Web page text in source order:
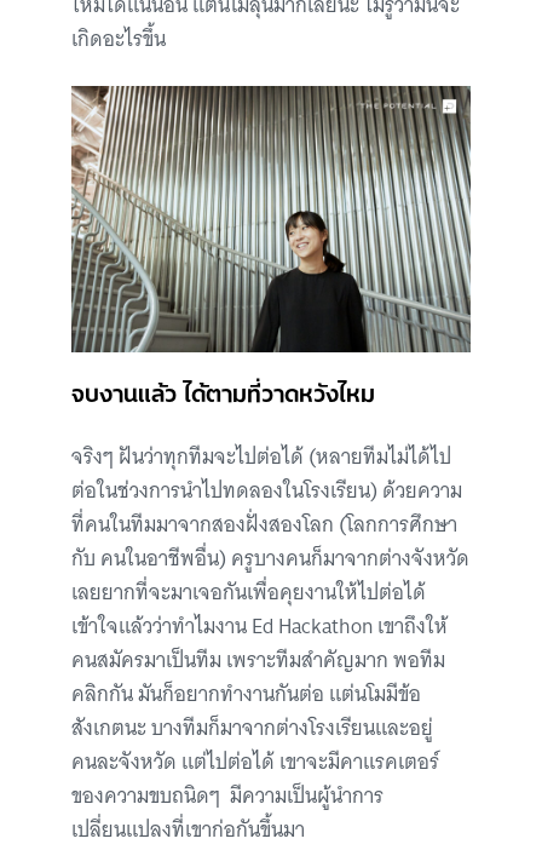
เกิดอะไรขึ้น
จบงานแล้ว ได้ตามที่วาดหวังไหม
จริงๆ ฝันว่าทุกทีมจะไปต่อได้ (หลายทีมไม่ได้ไป
ต่อในช่วงการนำไปทดลองในโรงเรียน) ด้วยความ
ที่คนในทีมมาจากสองฝั่งสองโลก (โลกการศึกษา
กับ คนในอาชีพอื่น) ครูบางคนก็มาจากต่างจังหวัด
เลยยากที่จะมาเจอกันเพื่อคุยงานให้ไปต่อได้
เข้าใจแล้วว่าทำไมงาน Ed Hackathon เขาถึงให้
คนสมัครมาเป็นทีม เพราะทีมสำคัญมาก พอทีม
คลิกกัน มันก็อยากทำงานกันต่อ แต่นโมมีข้อ
สังเกตนะ บางทีมก็มาจากต่างโรงเรียนและอยู่
คนละจังหวัด แต่ไปต่อได้ เขาจะมีคาแรคเตอร์
ของความขบถนิดๆ มีความเป็นผู้นำการ
เปลี่ยนแปลงที่เขาก่อกันขึ้นมา